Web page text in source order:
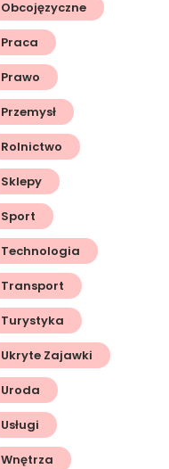
Obcojęzyczne
Praca
Prawo
Przemysł
Rolnictwo
Sklepy
Sport
Technologia
Transport
Turystyka
Ukryte Zajawki
Uroda
Usługi
Wnętrza